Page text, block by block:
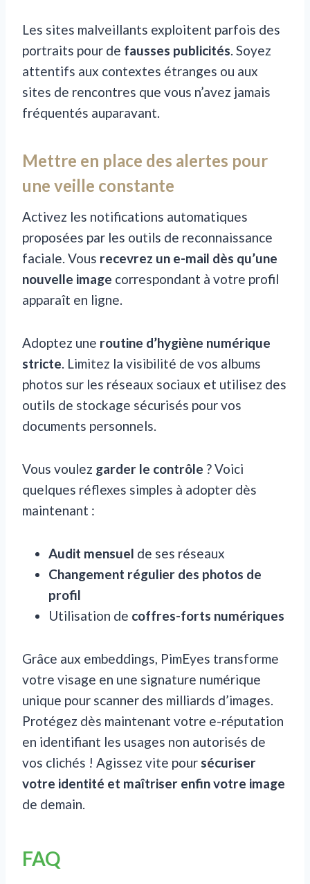
Les sites malveillants exploitent parfois des
portraits pour de fausses publicités. Soyez
attentifs aux contextes étranges ou aux
sites de rencontres que vous n’avez jamais
fréquentés auparavant.
Mettre en place des alertes pour
une veille constante
Activez les notifications automatiques
proposées par les outils de reconnaissance
faciale. Vous recevrez un e-mail dès qu’une
nouvelle image correspondant à votre profil
apparaît en ligne.
Adoptez une routine d’hygiène numérique
stricte. Limitez la visibilité de vos albums
photos sur les réseaux sociaux et utilisez des
outils de stockage sécurisés pour vos
documents personnels.
Vous voulez garder le contrôle ? Voici
quelques réflexes simples à adopter dès
maintenant :
Audit mensuel de ses réseaux
Changement régulier des photos de
profil
Utilisation de coffres-forts numériques
Grâce aux embeddings, PimEyes transforme
votre visage en une signature numérique
unique pour scanner des milliards d’images.
Protégez dès maintenant votre e-réputation
en identifiant les usages non autorisés de
vos clichés ! Agissez vite pour sécuriser
votre identité et maîtriser enfin votre image
de demain.
FAQ